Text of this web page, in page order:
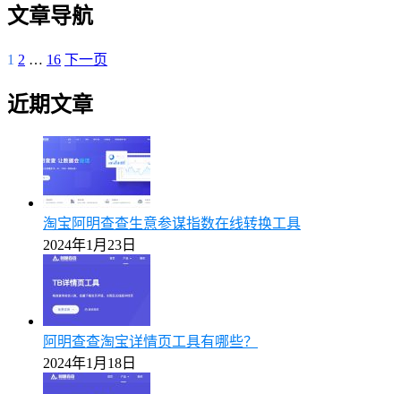
文章导航
1 2 … 16 下一页
近期文章
淘宝阿明查查生意参谋指数在线转换工具
2024年1月23日
阿明查查淘宝详情页工具有哪些？
2024年1月18日